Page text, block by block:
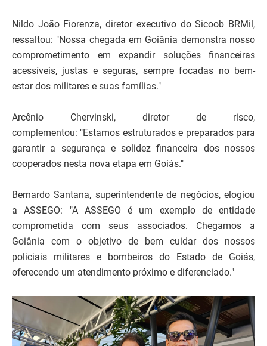
Nildo João Fiorenza, diretor executivo do Sicoob BRMil,
ressaltou: "Nossa chegada em Goiânia demonstra nosso
comprometimento em expandir soluções financeiras
acessíveis, justas e seguras, sempre focadas no bem-
estar dos militares e suas famílias."
Arcênio Chervinski, diretor de risco,
complementou: "Estamos estruturados e preparados para
garantir a segurança e solidez financeira dos nossos
cooperados nesta nova etapa em Goiás."
Bernardo Santana, superintendente de negócios, elogiou
a ASSEGO: "A ASSEGO é um exemplo de entidade
comprometida com seus associados. Chegamos a
Goiânia com o objetivo de bem cuidar dos nossos
policiais militares e bombeiros do Estado de Goiás,
oferecendo um atendimento próximo e diferenciado."